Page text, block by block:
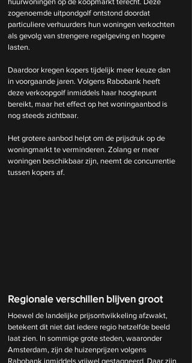
zogenoemde uitpondgolf ontstond doordat
particuliere verhuurders hun woningen verkochten
als gevolg van strengere regelgeving en hogere
lasten.
Daardoor kregen kopers tijdelijk meer keuze dan
in voorgaande jaren. Volgens Rabobank heeft
deze verkoopgolf inmiddels haar hoogtepunt
bereikt, maar het effect op het woningaanbod is
nog steeds zichtbaar.
Het grotere aanbod helpt om de prijsdruk op de
woningmarkt te verminderen. Zolang er meer
woningen beschikbaar zijn, neemt de concurrentie
tussen kopers af.
Regionale verschillen blijven groot
Hoewel de landelijke prijsontwikkeling afzwakt,
betekent dit niet dat iedere regio hetzelfde beeld
laat zien. In sommige grote steden, waaronder
Amsterdam, zijn de huizenprijzen volgens
Rabobank inmiddels vrijwel gestagneerd. Daar zijn